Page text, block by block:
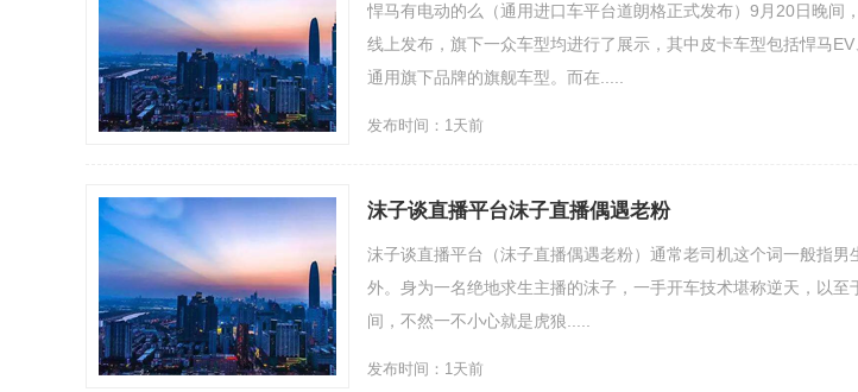
悍马有电动的么（通用进口车平台道朗格正式发布）9月20日晚间
线上发布，旗下一众车型均进行了展示，其中皮卡车型包括悍马
通用旗下品牌的旗舰车型。而在.....
发布时间：1天前
沫子谈直播平台沫子直播偶遇老粉
沫子谈直播平台（沫子直播偶遇老粉）通常老司机这个词一般指男
外。身为一名绝地求生主播的沫子，一手开车技术堪称逆天，以至
间，不然一不小心就是虎狼.....
发布时间：1天前